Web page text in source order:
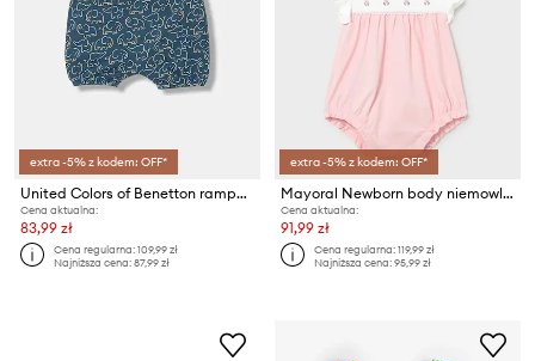
extra -5% z kodem: OFF*
United Colors of Benetton rampers dziecięcy bawełniany
Cena aktualna:
83,99 zł
Cena regularna:109,99 zł
Najniższa cena:87,99 zł
extra -5% z kodem: OFF*
Mayoral Newborn body niemowlęce
Cena aktualna:
91,99 zł
Cena regularna:119,99 zł
Najniższa cena:95,99 zł